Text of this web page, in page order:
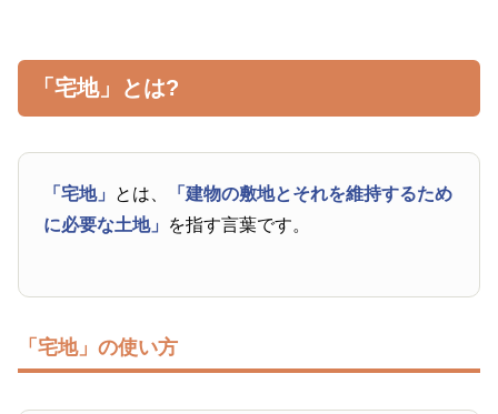
「宅地」とは?
「宅地」 とは、
「建物の敷地とそれを維持するため
に必要な土地」 を指す言葉です。
「宅地」の使い方